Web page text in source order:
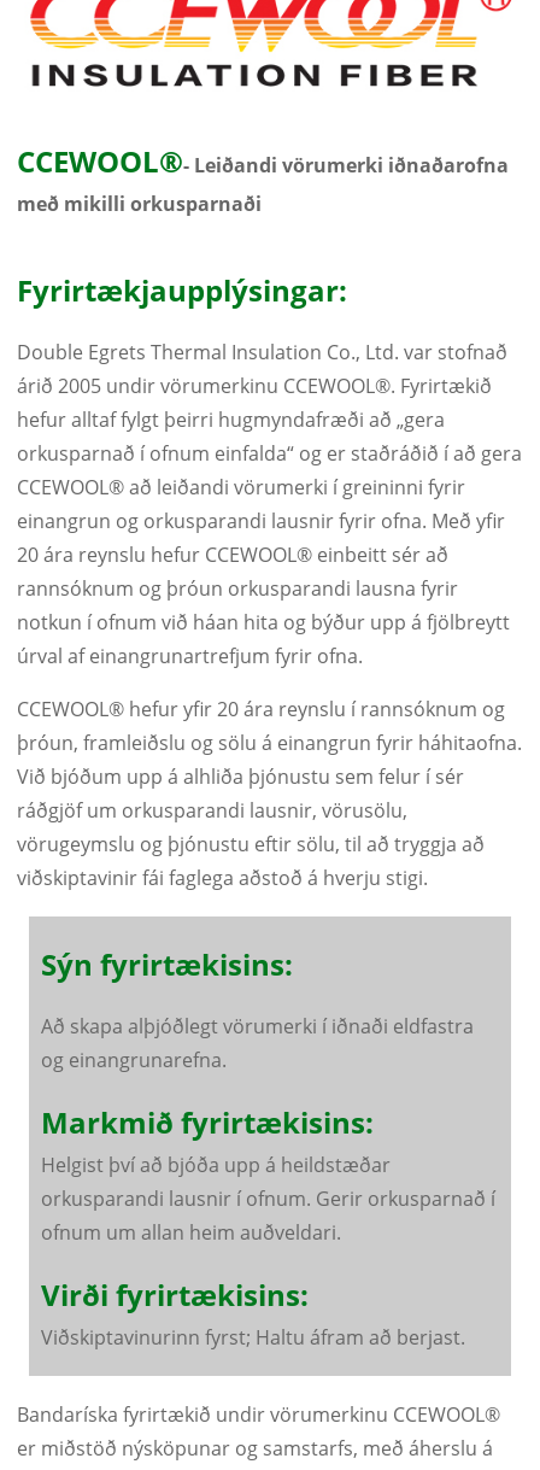
CCEWOOL®- Leiðandi vörumerki iðnaðarofna
með mikilli orkusparnaði
Fyrirtækjaupplýsingar:
Double Egrets Thermal Insulation Co., Ltd. var stofnað
árið 2005 undir vörumerkinu CCEWOOL®. Fyrirtækið
hefur alltaf fylgt þeirri hugmyndafræði að „gera
orkusparnað í ofnum einfalda“ og er staðráðið í að gera
CCEWOOL® að leiðandi vörumerki í greininni fyrir
einangrun og orkusparandi lausnir fyrir ofna. Með yfir
20 ára reynslu hefur CCEWOOL® einbeitt sér að
rannsóknum og þróun orkusparandi lausna fyrir
notkun í ofnum við háan hita og býður upp á fjölbreytt
úrval af einangrunartrefjum fyrir ofna.
CCEWOOL® hefur yfir 20 ára reynslu í rannsóknum og
þróun, framleiðslu og sölu á einangrun fyrir háhitaofna.
Við bjóðum upp á alhliða þjónustu sem felur í sér
ráðgjöf um orkusparandi lausnir, vörusölu,
vörugeymslu og þjónustu eftir sölu, til að tryggja að
viðskiptavinir fái faglega aðstoð á hverju stigi.
Sýn fyrirtækisins:
Að skapa alþjóðlegt vörumerki í iðnaði eldfastra
og einangrunarefna.
Markmið fyrirtækisins:
Helgist því að bjóða upp á heildstæðar
orkusparandi lausnir í ofnum. Gerir orkusparnað í
ofnum um allan heim auðveldari.
Virði fyrirtækisins:
Viðskiptavinurinn fyrst; Haltu áfram að berjast.
Bandaríska fyrirtækið undir vörumerkinu CCEWOOL®
er miðstöð nýsköpunar og samstarfs, með áherslu á